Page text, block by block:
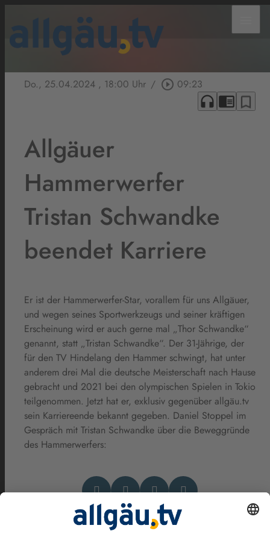
Do., 25.04.2024 , 18:00 Uhr / play_circle_outline 09:23
headphones chrome_reader_mode bookmark_border
Allgäuer
Hammerwerfer
Tristan Schwandke
beendet Karriere
Er ist der Hammerwerfer-Star, vorallem für uns Allgäuer,
und wegen seines Sportwerkzeugs und seiner kräftigen
Erscheinung wird er auch gerne mal „Thor Schwandke“
genannt, statt „Tristan Schwandke“. Der 31-Jährige, der
für den TV Hindelang den Hammer schwingt, hat unter
anderem drei Mal die deutsche Meisterschaft nach Hause
gebracht und 2021 bei den olympischen Spielen in Tokio
teilgenommen. Jetzt hat er, exklusiv gegenüber allgäu.tv
sein Karriereende bekannt gegeben. Daniel Stoppel im
Gespräch mit Tristan Schwandke über die Beweggründe
des Hammerwerfers: